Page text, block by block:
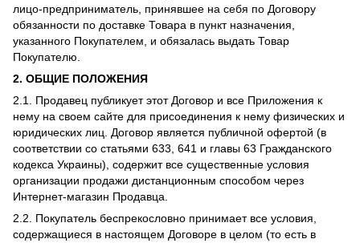
лицо-предприниматель, принявшее на себя по Договору
обязанности по доставке Товара в пункт назначения,
указанного Покупателем, и обязалась выдать Товар
Покупателю.
2. ОБЩИЕ ПОЛОЖЕНИЯ
2.1. Продавец публикует этот Договор и все Приложения к
нему на своем сайте для присоединения к нему физических и
юридических лиц. Договор является публичной офертой (в
соответствии со статьями 633, 641 и главы 63 Гражданского
кодекса Украины), содержит все существенные условия
организации продажи дистанционным способом через
Интернет-магазин Продавца.
2.2. Покупатель беспрекословно принимает все условия,
содержащиеся в настоящем Договоре в целом (то есть в